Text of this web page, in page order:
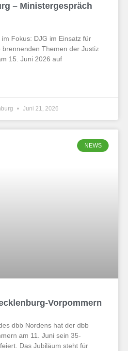
– Ministergespräch
im Fokus: DJG im Einsatz für
Themen der Justiz
15. Juni 2026 auf
Juni 21, 2026
NEWS
Vorpommern
dbb Nordens hat der dbb
am 11. Juni sein 35-
Das Jubiläum steht für